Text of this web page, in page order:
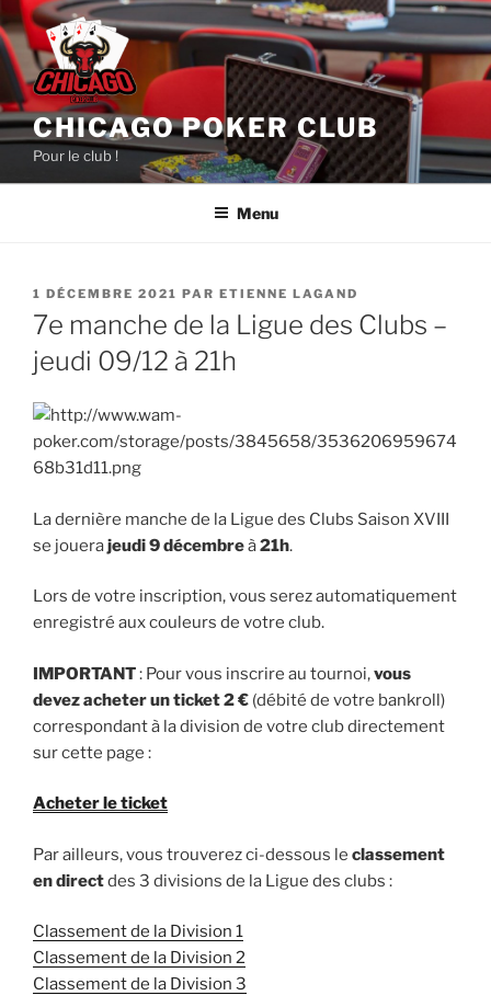
Aller
au
contenu
principal
CHICAGO POKER CLUB
Pour le club !
Menu
PUBLIÉ
LE
1 DÉCEMBRE 2021 PAR ETIENNE LAGAND
7e manche de la Ligue des Clubs –
jeudi 09/12 à 21h
La dernière manche de la Ligue des Clubs Saison XVIII
se jouerajeudi 9 décembreà21h.
Lors de votre inscription, vous serez automatiquement
enregistré aux couleurs de votre club.
IMPORTANT: Pour vous inscrire au tournoi,vous
devez acheter un ticket 2 € (débité de votre bankroll)
correspondant à la division de votre club directement
sur cette page :
Acheter le ticket
Par ailleurs, vous trouverez ci-dessous le classement
en directdes 3 divisions de la Ligue des clubs :
Classement de la Division 1
Classement de la Division 2
Classement de la Division 3